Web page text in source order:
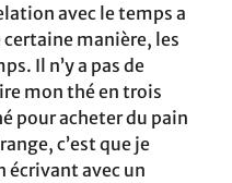
avec le temps a
manière, les
Il n’y a pas de
mon thé en trois
pour acheter du pain
c’est que je
écrivant avec un